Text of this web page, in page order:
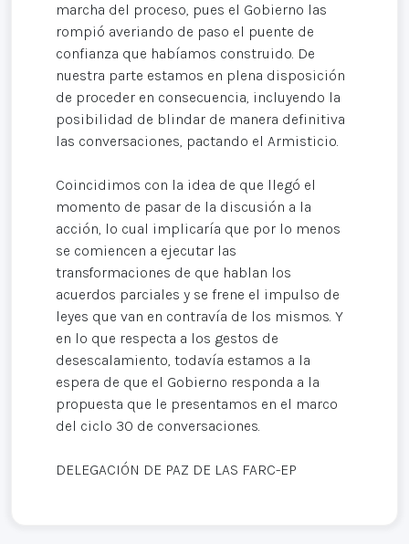
marcha del proceso, pues el Gobierno las
rompió averiando de paso el puente de
confianza que habíamos construido. De
nuestra parte estamos en plena disposición
de proceder en consecuencia, incluyendo la
posibilidad de blindar de manera definitiva
las conversaciones, pactando el Armisticio.
Coincidimos con la idea de que llegó el
momento de pasar de la discusión a la
acción, lo cual implicaría que por lo menos
se comiencen a ejecutar las
transformaciones de que hablan los
acuerdos parciales y se frene el impulso de
leyes que van en contravía de los mismos. Y
en lo que respecta a los gestos de
desescalamiento, todavía estamos a la
espera de que el Gobierno responda a la
propuesta que le presentamos en el marco
del ciclo 30 de conversaciones.
DELEGACIÓN DE PAZ DE LAS FARC-EP